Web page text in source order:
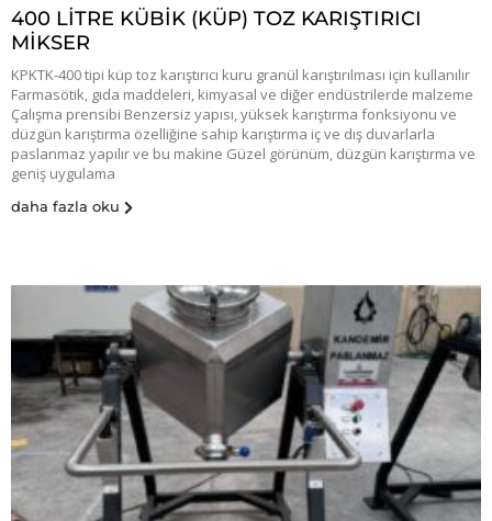
400 LİTRE KÜBİK (KÜP) TOZ KARIŞTIRICI
MİKSER
KPKTK-400 tipi küp toz karıştırıcı kuru granül karıştırılması için kullanılır
Farmasötik, gıda maddeleri, kimyasal ve diğer endüstrilerde malzeme
Çalışma prensibi Benzersiz yapısı, yüksek karıştırma fonksiyonu ve
düzgün karıştırma özelliğine sahip karıştırma iç ve dış duvarlarla
paslanmaz yapılır ve bu makine Güzel görünüm, düzgün karıştırma ve
geniş uygulama
daha fazla oku